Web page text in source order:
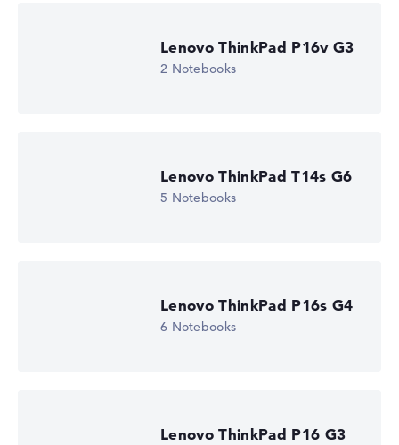
Lenovo ThinkPad P16v G3
2 Notebooks
Lenovo ThinkPad T14s G6
5 Notebooks
Lenovo ThinkPad P16s G4
6 Notebooks
Lenovo ThinkPad P16 G3